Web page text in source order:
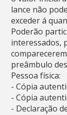
lance não
exceder á
Poderão
interessados,
preâmbulo
Pessoa física:
- Cópia
- Cópia
- Declaração